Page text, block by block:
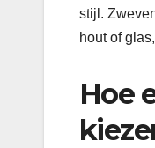
stijl.
hout of
Hoe